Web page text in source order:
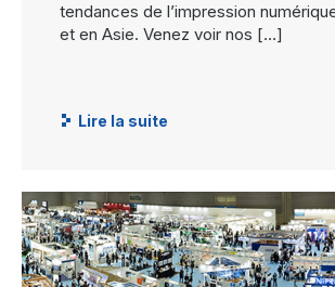
tendances de l’impression
et en Asie. Venez voir nos […]
Lire la suite